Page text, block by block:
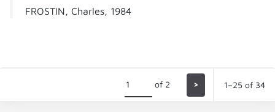
FROSTIN, Charles, 1984
of 2 > 1–25 of 34